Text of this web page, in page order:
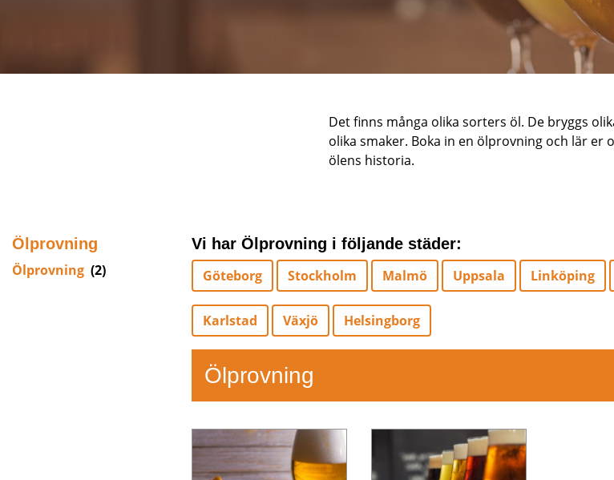
Det finns många olika sorters öl. De bryggs
olika smaker. Boka in en ölprovning och lär er
ölens historia.
Ölprovning
Ölprovning (2)
Vi har Ölprovning i följande städer:
Göteborg
Stockholm Malmö Uppsala Linköping
Karlstad Växjö Helsingborg
Ölprovning